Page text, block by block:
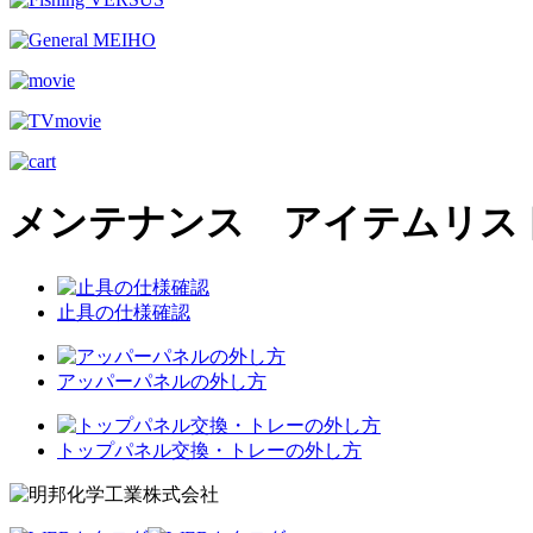
メンテナンス アイテムリス
止具の仕様確認
アッパーパネルの外し方
トップパネル交換・トレーの外し方